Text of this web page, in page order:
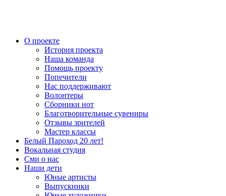
О проекте
История проекта
Наша команда
Помощь проекту
Попечители
Нас поддерживают
Волонтеры
Сборники нот
Благотворительные сувениры
Отзывы зрителей
Мастер классы
Белый Пароход 20 лет!
Вокальная студия
Сми о нас
Наши дети
Юные артисты
Выпускники